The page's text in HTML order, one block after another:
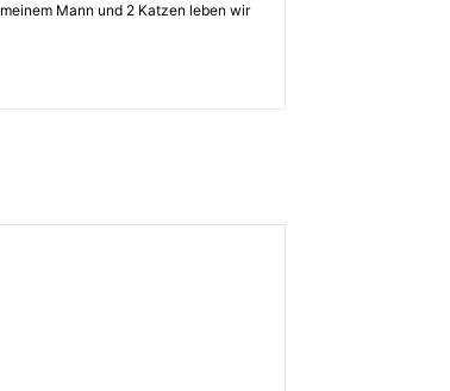
Mann und 2 Katzen leben wir